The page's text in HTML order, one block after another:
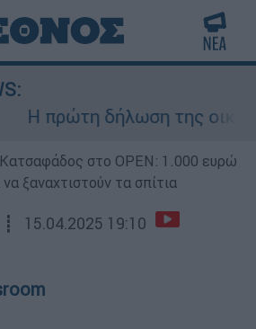
πρώτη δήλωση της
Κατσαφάδος στο OPEN: 1.000 ευρώ
ξαναχτιστούν τα σπίτια
┋ 15.04.2025 19:10